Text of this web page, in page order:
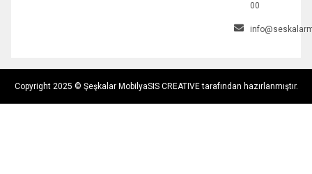
00
Copyright 2025 © Şeşkalar MobilyaSIS CREATIVE tarafından hazırlanmıştır.